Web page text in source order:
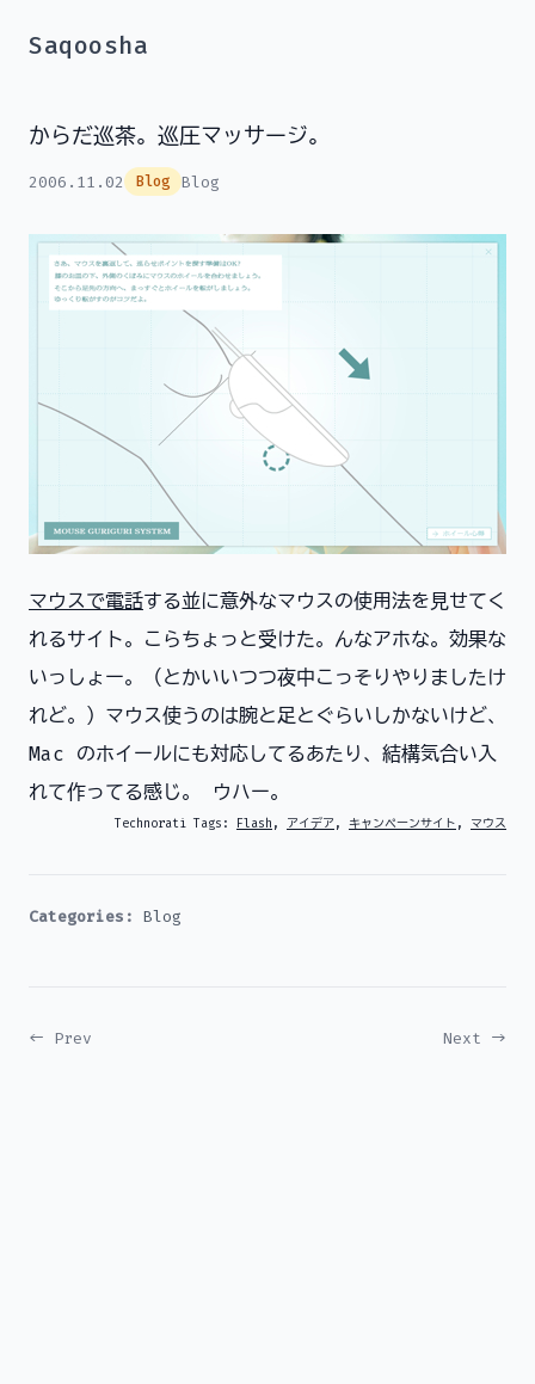
Saqoosha
からだ巡茶。巡圧マッサージ。
2006.11.02 Blog Blog
マウスで電話する並に意外なマウスの使用法を見せてく
れるサイト。こらちょっと受けた。んなアホな。効果な
いっしょー。（とかいいつつ夜中こっそりやりましたけ
れど。）マウス使うのは腕と足とぐらいしかないけど、
Mac のホイールにも対応してるあたり、結構気合い入
れて作ってる感じ。 ウハー。
Technorati Tags: Flash , アイデア , キャンペーンサイト , マウス
Categories: Blog
← Prev Next →